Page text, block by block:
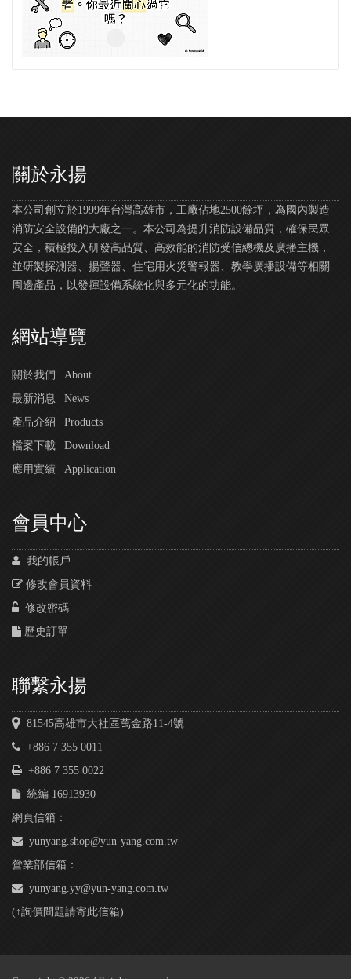
關於永揚
本公司創立於1999年台灣高雄市，工廠佔地2500餘坪，為國內製造
消防安全設備的大廠之一。本公司為提升消防設備品質，確保民眾
安全，積極投入研發高品質、高效能的消防受信總機及廣播主機，
並研製探測器、揚聲器、住宅用火災警報器、教學廣播設備等相關
周邊產品，以發揮設備系統化與多元化的功能。
網站導覽
關於我們 | About
最新消息 | News
產品介紹 | Products
檔案下載 | Download
應用實績 | Application
會員中心
我的帳戶
修改會員資料
修改密碼
歷史訂單
聯繫永揚
81545高雄市大社區萬金路11-4號
+886 7 355 0011
+886 7 355 0022
統編 16913930
網頁信箱：
yunyang.shop@yun-yang.com.tw
營業部信箱：
yunyang.yy@yun-yang.com.tw
(↑詢價問題請寄此信箱)